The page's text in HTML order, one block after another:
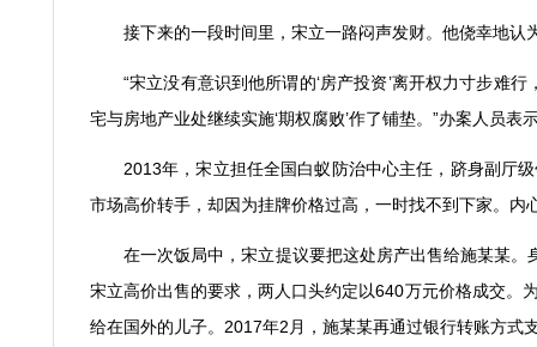
接下来的一段时间里，宋立一路闷声发财。他侥幸地
“宋立没有意识到他所谓的‘房产投资’离开权力寸步难行
宅与房地产业处继续实施‘期权腐败’作了铺垫。 ”办案人员表
2013年，宋立担任全国白蚁防治中心主任，跻身副厅
市场高价转手，却因为挂牌价格过高，一时找不到下家。
在一次饭局中，宋立提议要把这处房产出售给施某某
宋立高价出售的要求，两人口头约定以640万元价格成交。
给在国外的儿子。 2017年2 月，施某某再通过银行转账方式